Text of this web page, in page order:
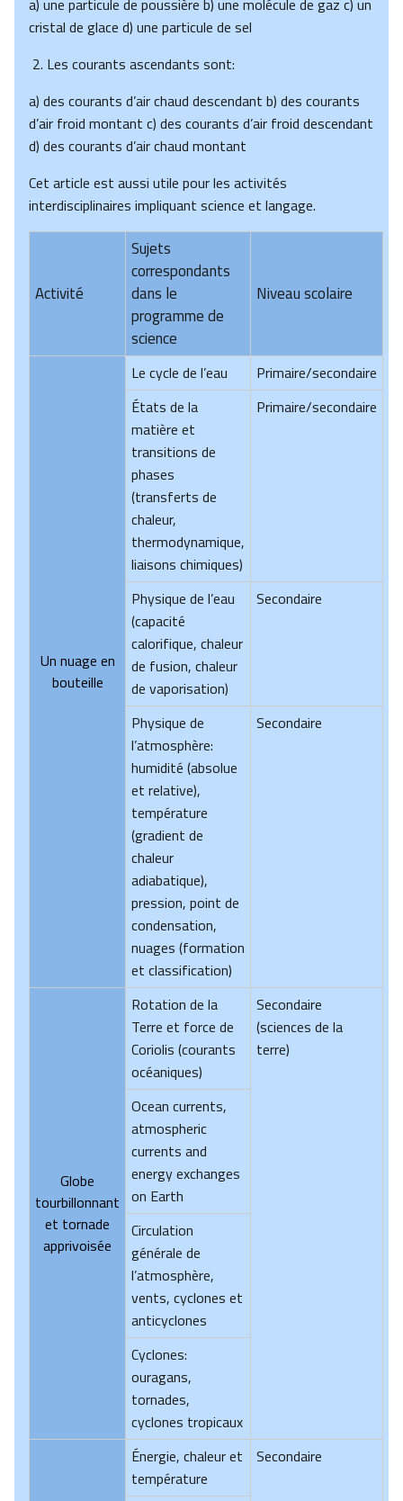
a) une particule de poussière b) une molécule de gaz c) un
cristal de glace d) une particule de sel
Les courants ascendants sont:
a) des courants d’air chaud descendant b) des courants
d’air froid montant c) des courants d’air froid descendant
d) des courants d’air chaud montant
Cet article est aussi utile pour les activités
interdisciplinaires impliquant science et langage.
Activité
Sujets
correspondants
dans le
programme de
science
Niveau scolaire
Un nuage en
bouteille
Le cycle de l’eau
Primaire/secondaire
États de la
matière et
transitions de
phases
(transferts de
chaleur,
thermodynamique,
liaisons chimiques)
Primaire/secondaire
Physique de l’eau
(capacité
calorifique, chaleur
de fusion, chaleur
de vaporisation)
Secondaire
Physique de
l’atmosphère:
humidité (absolue
et relative),
température
(gradient de
chaleur
adiabatique),
pression, point de
condensation,
nuages (formation
et classification)
Secondaire
Globe
tourbillonnant
et tornade
apprivoisée
Rotation de la
Terre et force de
Coriolis (courants
océaniques)
Secondaire
(sciences de la
terre)
Ocean currents,
atmospheric
currents and
energy exchanges
on Earth
Circulation
générale de
l’atmosphère,
vents, cyclones et
anticyclones
Cyclones:
ouragans,
tornades,
cyclones tropicaux
Énergie, chaleur et
température
Secondaire